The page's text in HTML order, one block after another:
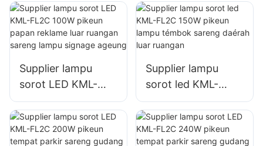
sareng bencana
papan reklame luar
ruangan sareng
lampu signage
Supplier lampu
sorot LED KML-
FL2C 100W pikeun
papan reklame luar
ruangan sareng
Supplier lampu
sorot led KML-
FL2C 150W pikeun
lampu témbok
sareng daérah luar